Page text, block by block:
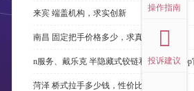
来宾 端盖机构，求实创新
南昌 固定把手价格多少，求真务实
n服务、戴乐克 半隐藏式铰链和米乐体育
菏泽 桥式拉手多少钱，性价比高
操作指南
投诉建议